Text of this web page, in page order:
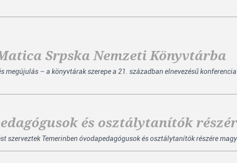
Srpska Nemzeti Könyvtárba
megújulás – a könyvtárak szerepe a 21. században elnevezésű
és osztálytanítók
Temerinben óvodapedagógusok és osztálytanítók részére